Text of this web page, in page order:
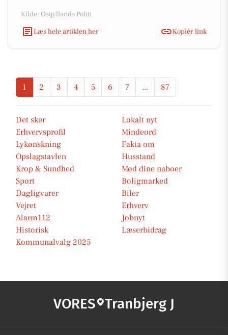
Kilde: Østjyllands Politi
Læs hele artiklen her
Kopiér link
1 2 3 4 5 6 7 ... 87
Det sker
Lokalt nyt
Erhvervsprofil
Mindeord
Lykønskning
Fakta om
Opslagstavlen
Husstand
Krop & Sundhed
Mød dine naboer
Sport
Boligmarked
Dagligvarer
Biler
Vejret
Erhverv
Alarm112
Jobnyt
Historisk
Læserbidrag
Kommunalvalg 2025
VORES Tranbjerg J